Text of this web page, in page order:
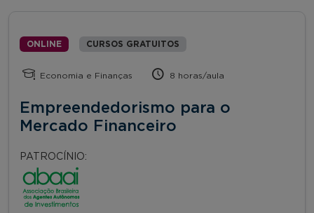
ONLINE CURSOS GRATUITOS
Economia e Finanças 8 horas/aula
Empreendedorismo para o
Mercado Financeiro
PATROCÍNIO: